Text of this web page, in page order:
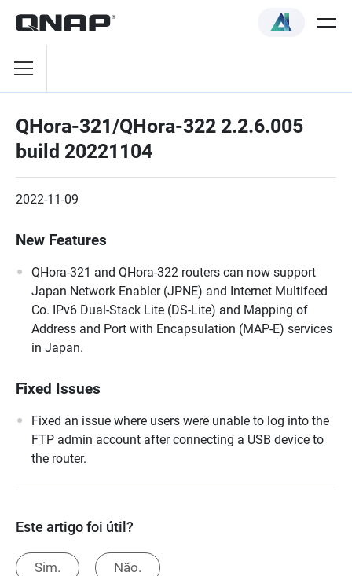
QHora-321/QHora-322 2.2.6.005
build 20221104
2022-11-09
New Features
QHora-321 and QHora-322 routers can now support
Japan Network Enabler (JPNE) and Internet Multifeed
Co. IPv6 Dual-Stack Lite (DS-Lite) and Mapping of
Address and Port with Encapsulation (MAP-E) services
in Japan.
Fixed Issues
Fixed an issue where users were unable to log into the
FTP admin account after connecting a USB device to
the router.
Este artigo foi útil?
Sim. Não.